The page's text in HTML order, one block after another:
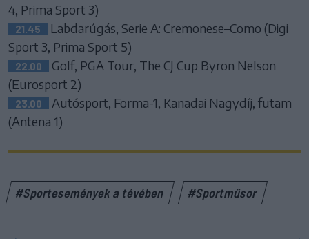
4, Prima Sport 3)
21.45
Labdarúgás, Serie A: Cremonese–Como (Digi
Sport 3, Prima Sport 5)
22.00
Golf, PGA Tour, The CJ Cup Byron Nelson
(Eurosport 2)
23.00
Autósport, Forma-1, Kanadai Nagydíj, futam
(Antena 1)
#Sportesemények a tévében #Sportműsor